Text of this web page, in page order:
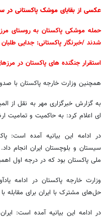
عکسی از بقایای موشک پاکستانی در
شدند /خبرنگار پاکستانی: جدایی
استقرار جنگنده های پاکستان در
همچنین وزارت خارجه پاکستان با
به گزارش خبرگزاری مهر به نقل از
ای اعلام کرد: به حاکمیت و تمامیت
در ادامه این بیانیه آمده است:
سیستان و بلوچستان ایران انجام
ملی پاکستان بود که در درجه اول
وزارت خارجه پاکستان در ادامه
حل‌های مشترک با ایران برای مقابله
در ادامه این بیانیه آمده است: